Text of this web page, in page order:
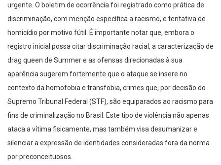
urgente. O boletim de ocorrência foi registrado como prática de
discriminação, com menção específica a racismo, e tentativa de
homicídio por motivo fútil. É importante notar que, embora o
registro inicial possa citar discriminação racial, a caracterização de
drag queen de Summer e as ofensas direcionadas à sua
aparência sugerem fortemente que o ataque se insere no
contexto da homofobia e transfobia, crimes que, por decisão do
Supremo Tribunal Federal (STF), são equiparados ao racismo para
fins de criminalização no Brasil. Este tipo de violência não apenas
ataca a vítima fisicamente, mas também visa desumanizar e
silenciar a expressão de identidades consideradas fora da norma
por preconceituosos.